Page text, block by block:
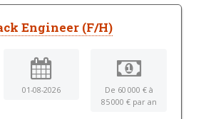
Engineer (F/H)
01-08-2026
De 60 000 € à
85 000 € par an